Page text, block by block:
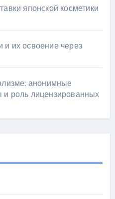
японской косметики
их освоение через
анонимные
роль лицензированных